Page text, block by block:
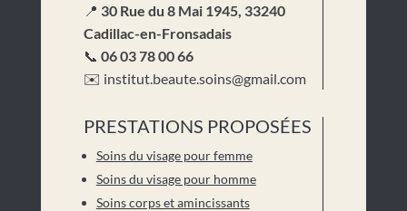
📍 30 Rue du 8 Mai 1945, 33240
Cadillac-en-Fronsadais
📞 06 03 78 00 66
✉️ institut.beaute.soins@gmail.com
PRESTATIONS PROPOSÉES
Soins du visage pour femme
Soins du visage pour homme
Soins corps et amincissants